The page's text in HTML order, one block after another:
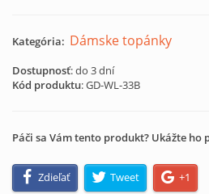
Kategória: Dámske topánky
Dostupnosť: do 3 dní
Kód produktu:GD-WL-33B
Páči sa Vám tento produkt? Ukážte ho
Zdieľať Tweet +1